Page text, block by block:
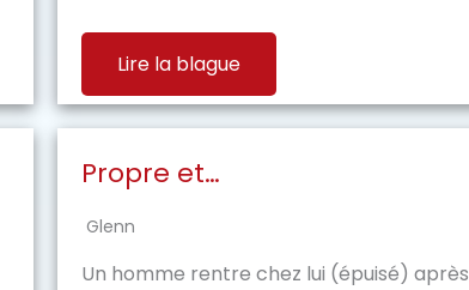
Lire la blague
Propre et…
Glenn
Un homme rentre chez lui (épuisé) après